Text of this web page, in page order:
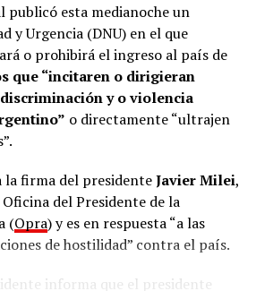
publicó esta medianoche un
y Urgencia (DNU) en el que
o prohibirá el ingreso al país de
que “incitaren o dirigieran
y o violencia
o directamente “ultrajen
la firma del presidenteJavier Milei,
del Presidente de la
(Opra) y es en respuesta “a las
de hostilidad” contra el país.
informa que el presidente